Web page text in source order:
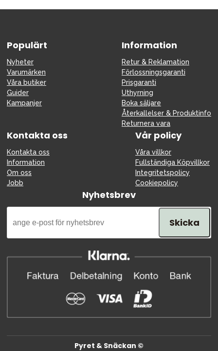
Populärt
Nyheter
Varumärken
Våra butiker
Guider
Kampanjer
Information
Retur & Reklamation
Förlossningsgaranti
Prisgaranti
Uthyrning
Boka säljare
Återkallelser & Produktinfo
Returnera vara
Kontakta oss
Kontakta oss
Information
Om oss
Jobb
Vår policy
Våra villkor
Fullständiga Köpvillkor
Integritetspolicy
Cookiepolicy
Nyhetsbrev
Skicka
Pyret & Snäckan ©